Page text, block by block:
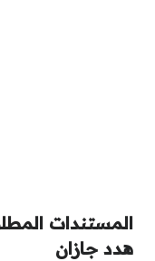
المستندات
هدد جازان